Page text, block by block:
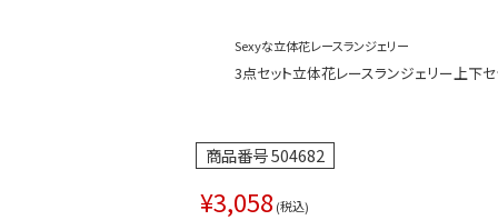
Sexyな立体花レースランジェリー
3点セット立体花レースランジェリー上下
商品番号504682
¥3,058 税込